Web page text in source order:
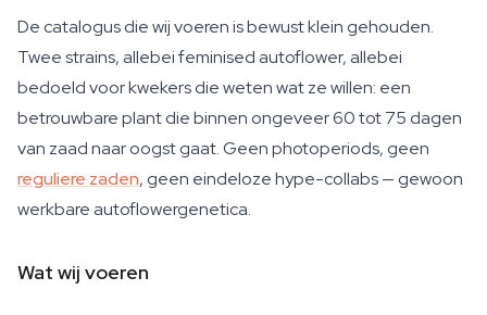
De catalogus die wij voeren is bewust klein gehouden.
Twee strains, allebei feminised autoflower, allebei
bedoeld voor kwekers die weten wat ze willen: een
betrouwbare plant die binnen ongeveer 60 tot 75 dagen
van zaad naar oogst gaat. Geen photoperiods, geen
reguliere zaden, geen eindeloze hype-collabs — gewoon
werkbare autoflowergenetica.
Wat wij voeren